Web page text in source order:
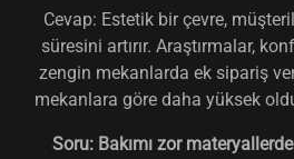
Cevap: Estetik bir çevre,
süresini artırır. Araştırmalar,
zengin mekanlarda ek sipariş
mekanlara göre daha yüksek
Soru: Bakımı zor